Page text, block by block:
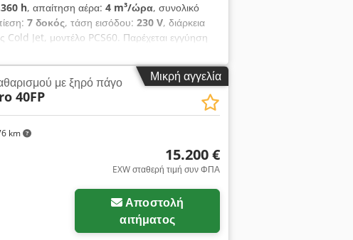
h, απαίτηση αέρα: 4 m³/ώρα, συνολικό
7 δοκός, τάση εισόδου: 230 V, διάρκεια
Cold Jet, μοντέλο PCS60. Παρέχεται εγγύηση
ξηρού πάγου, εφαρμογέα, 1 ακροφύσιο
και ιμάντες μεταφοράς. Η μηχανή είναι σε
An Hjha
Μικρή αγγελία
km
με ξηρό πάγο
40FP
15.200 €
EXW σταθερή τιμή συν ΦΠΑ
Αποστολή
αιτήματος